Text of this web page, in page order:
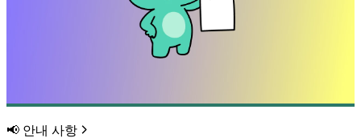
📢 안내 사항